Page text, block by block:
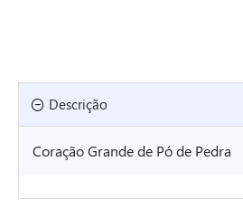
Descrição
Coração Grande de Pó de Pedra